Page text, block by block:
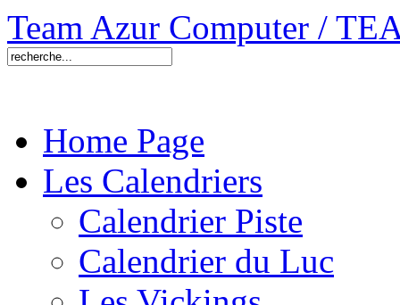
Team Azur Computer /
Home Page
Les Calendriers
Calendrier Piste
Calendrier du Luc